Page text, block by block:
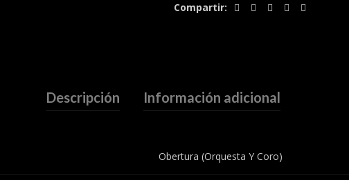
Compartir
Descripción Información adicional
Obertura (Orquesta Y Coro)